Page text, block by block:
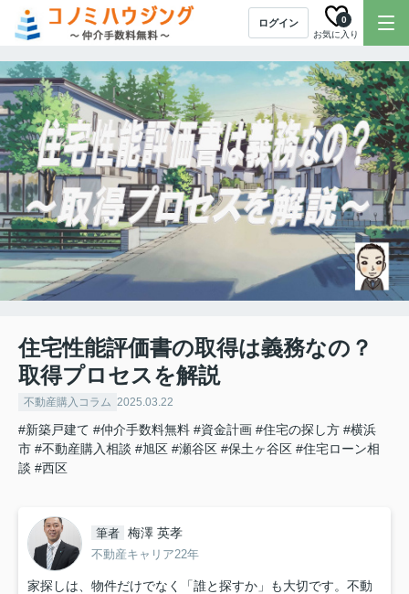
ログイン
お気に入り
0
住宅性能評価書の取得は義務なの？
取得プロセスを解説
不動産購入コラム 2025.03.22
#新築戸建て #仲介手数料無料 #資金計画 #住宅の探し方 #横浜
市 #不動産購入相談 #旭区 #瀬谷区 #保土ヶ谷区 #住宅ローン相
談 #西区
筆者 梅澤 英孝
不動産キャリア22年
家探しは、物件だけでなく「誰と探すか」も大切です。不動